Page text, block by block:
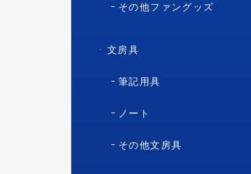
その他ファングッズ
文房具
筆記用具
ノート
その他文房具